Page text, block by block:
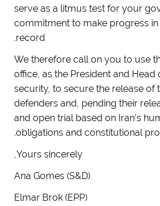
serve as a litmus test for your
commitment to make progress
record.
We therefore call on you to use
office, as the President and Head
security, to secure the release of
defenders and, pending their
and open trial based on Iran’s
obligations and constitutional
Yours sincerely,
Ana Gomes (S&D)
Elmar Brok (EPP)